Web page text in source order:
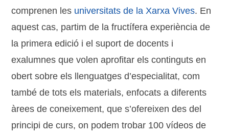
comprenen les universitats de la Xarxa Vives. En
aquest cas, partim de la fructífera experiència de
la primera edició i el suport de docents i
exalumnes que volen aprofitar els continguts en
obert sobre els llenguatges d’especialitat, com
també de tots els materials, enfocats a diferents
àrees de coneixement, que s’ofereixen des del
principi de curs, on podem trobar 100 vídeos de